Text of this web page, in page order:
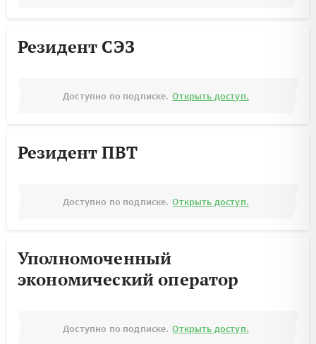
Резидент СЭЗ
Доступно по подписке. Открыть доступ.
Резидент ПВТ
Доступно по подписке. Открыть доступ.
Уполномоченный
экономический оператор
Доступно по подписке. Открыть доступ.